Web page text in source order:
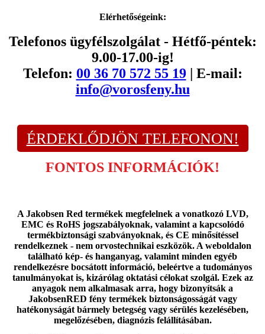
Elérhetőségeink:
Telefonos ügyfélszolgálat - Hétfő-péntek:
9.00-17.00-ig!
Telefon: 00 36 70 572 55 19| E-mail:
info@vorosfeny.hu
ÉRDEKLŐDJÖN TELEFONON!
FONTOS INFORMÁCIÓK!
A Jakobsen Red termékek megfelelnek a vonatkozó LVD,
EMC és RoHS jogszabályoknak, valamint a kapcsolódó
termékbiztonsági szabványoknak, és CE minősítéssel
rendelkeznek - nem orvostechnikai eszközök. A weboldalon
található kép- és hanganyag, valamint minden egyéb
rendelkezésre bocsátott információ, beleértve a tudományos
tanulmányokat is, kizárólag oktatási célokat szolgál. Ezek az
anyagok nem alkalmasak arra, hogy bizonyítsák a
JakobsenRED fény termékek biztonságosságát vagy
hatékonyságát bármely betegség vagy sérülés kezelésében,
megelőzésében, diagnózis felállításában.